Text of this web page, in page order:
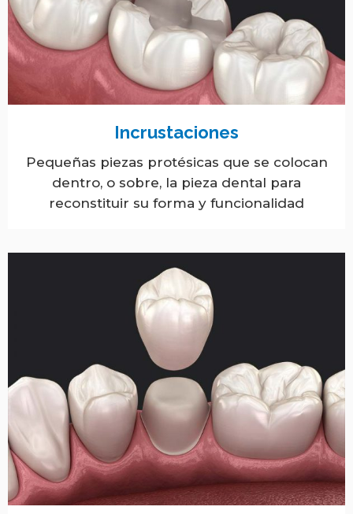
Incrustaciones
Pequeñas piezas protésicas que se colocan
dentro, o sobre, la pieza dental para
reconstituir su forma y funcionalidad